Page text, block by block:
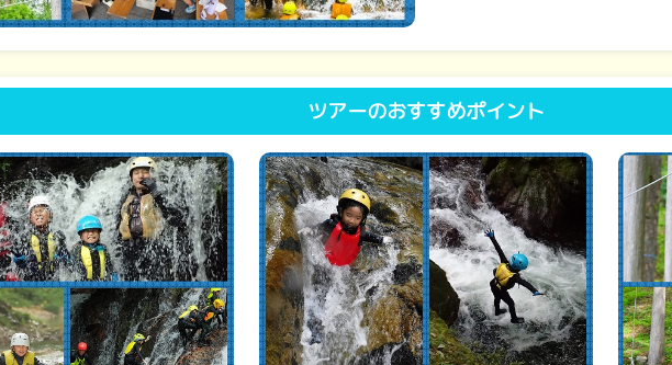
ツアーのおすすめポイント